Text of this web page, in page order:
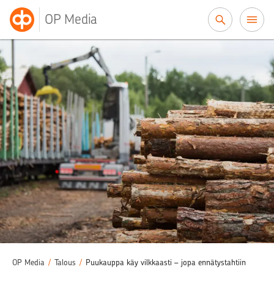
OP Media
OP Media / Talous / Puukauppa käy vilkkaasti – jopa ennätystahtiin